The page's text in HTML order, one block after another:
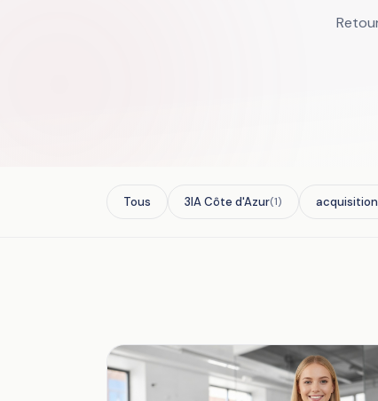
Tous 3IA Côte d'Azur(1)